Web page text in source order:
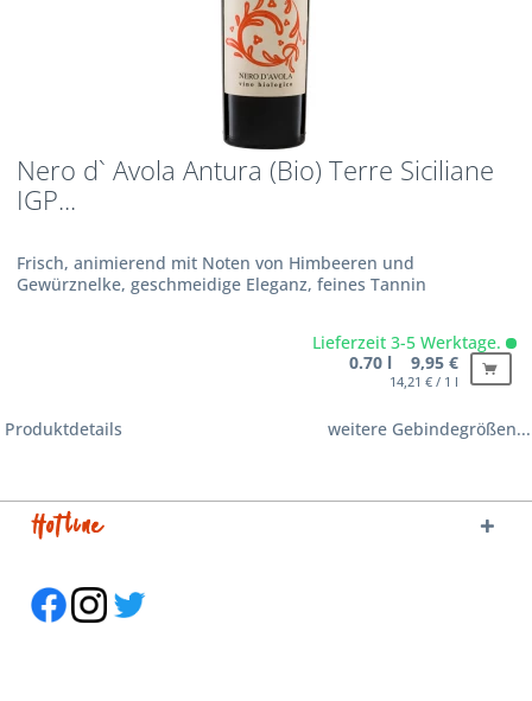
Nero d` Avola Antura (Bio) Terre Siciliane
IGP...
Frisch, animierend mit Noten von Himbeeren und
Gewürznelke, geschmeidige Eleganz, feines Tannin
Lieferzeit 3-5 Werktage.
0.70 l 9,95 €
14,21 € / 1 l
Produktdetails weitere Gebindegrößen...
Hotline